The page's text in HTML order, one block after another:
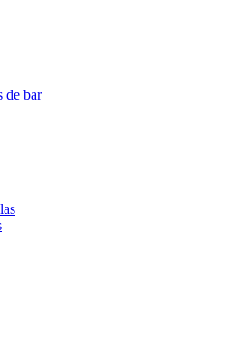
de bar